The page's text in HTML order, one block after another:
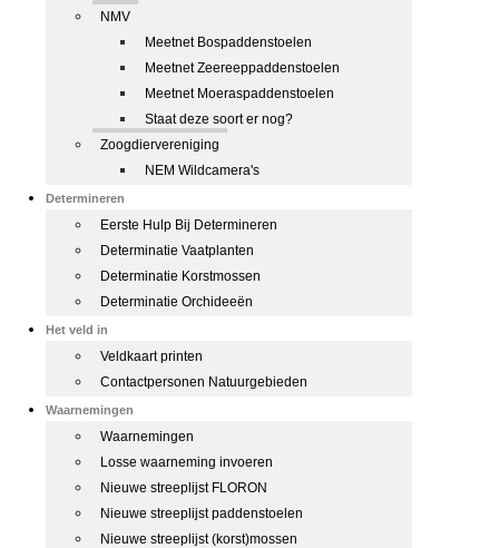
NMV
Meetnet Bospaddenstoelen
Meetnet Zeereeppaddenstoelen
Meetnet Moeraspaddenstoelen
Staat deze soort er nog?
Zoogdiervereniging
NEM Wildcamera's
Determineren
Eerste Hulp Bij Determineren
Determinatie Vaatplanten
Determinatie Korstmossen
Determinatie Orchideeën
Het veld in
Veldkaart printen
Contactpersonen Natuurgebieden
Waarnemingen
Waarnemingen
Losse waarneming invoeren
Nieuwe streeplijst FLORON
Nieuwe streeplijst paddenstoelen
Nieuwe streeplijst (korst)mossen